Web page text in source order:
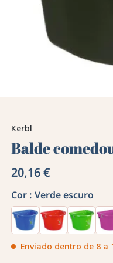
Kerbl
Balde
20,16 €
Cor : Verde escuro
Enviado dentro de 8 a